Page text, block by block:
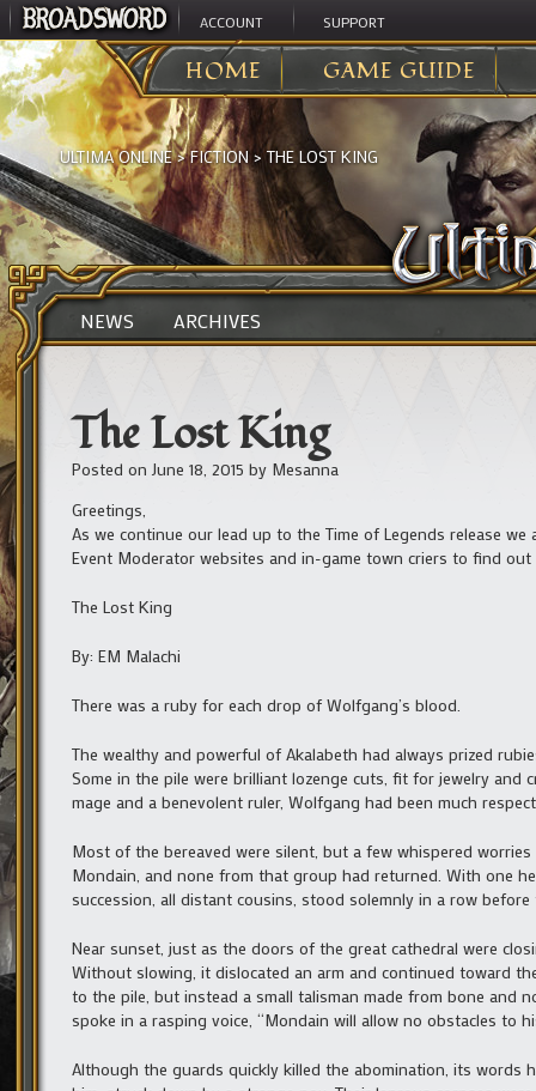
ACCOUNT SUPPORT
HOME GAME GUIDE
ULTIMA ONLINE>FICTION>THE LOST KING
NEWS ARCHIVES
The Lost King
Posted on June 18, 2015 by Mesanna
Greetings,
As we continue our lead up to the Time of Legends release
Event Moderator websites and in-game town criers to find
The Lost King
By: EM Malachi
There was a ruby for each drop of Wolfgang’s blood.
The wealthy and powerful of Akalabeth had always prized
Some in the pile were brilliant lozenge cuts, fit for jewelry
mage and a benevolent ruler, Wolfgang had been much
Most of the bereaved were silent, but a few whispered
Mondain, and none from that group had returned. With one
succession, all distant cousins, stood solemnly in a row before
Near sunset, just as the doors of the great cathedral were
Without slowing, it dislocated an arm and continued toward
to the pile, but instead a small talisman made from bone and
spoke in a rasping voice, “Mondain will allow no obstacles to
Although the guards quickly killed the abomination, its words